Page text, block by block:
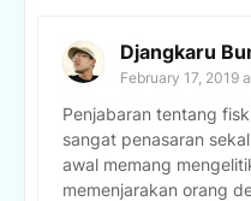
Djangkaru
February 17, 2019
Penjabaran tentang
sangat penasaran
awal memang
memenjarakan orang